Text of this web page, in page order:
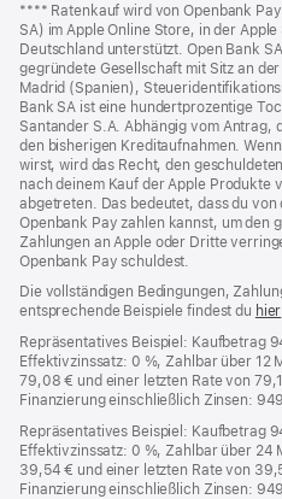
Fußnote
**** Ratenkauf wird von Openbank
SA) im Apple Online Store, in der
Deutschland unterstützt. Open Bank
gegründete Gesellschaft mit Sitz an
Madrid (Spanien),
Bank SA ist eine hundertprozentige
Santander S.A. Abhängig vom Antrag,
den bisherigen Kreditaufnahmen.
wirst, wird das Recht, den
nach deinem Kauf der Apple Produkte
abgetreten. Das bedeutet, dass du
Openbank Pay zahlen kannst, um den
Zahlungen an Apple oder Dritte
Openbank Pay schuldest.
Die vollständigen Bedingungen,
entsprechende Beispiele findest du hier
Repräsentatives Beispiel: Kaufbetrag
Effektivzinssatz: 0 %, Zahlbar über 12
79,08 € und einer letzten Rate von
Finanzierung einschließlich Zinsen:
Repräsentatives Beispiel: Kaufbetrag
Effektivzinssatz: 0 %, Zahlbar über 24
39,54 € und einer letzten Rate von
Finanzierung einschließlich Zinsen: